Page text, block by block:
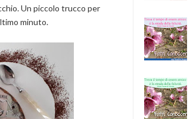
Un piccolo trucco per
minuto.